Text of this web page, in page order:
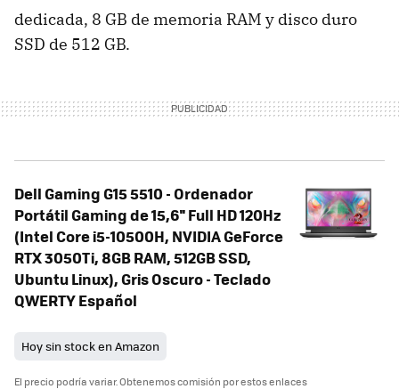
dedicada, 8 GB de memoria RAM y disco duro
SSD de 512 GB.
Dell Gaming G15 5510 - Ordenador
Portátil Gaming de 15,6'' Full HD 120Hz
(Intel Core i5-10500H, NVIDIA GeForce
RTX 3050Ti, 8GB RAM, 512GB SSD,
Ubuntu Linux), Gris Oscuro - Teclado
QWERTY Español
Hoy sin stock en Amazon
El precio podría variar. Obtenemos comisión por estos enlaces